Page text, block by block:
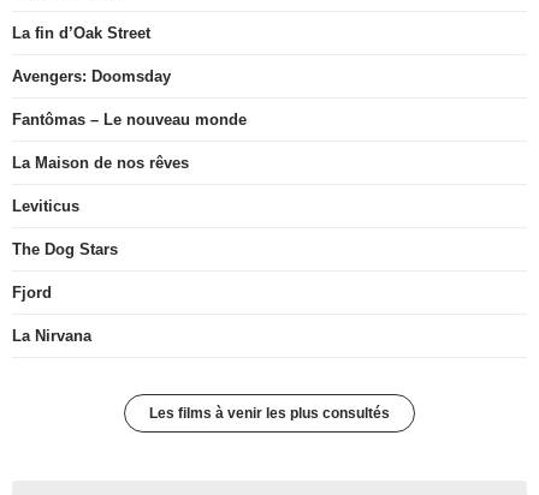
La fin d’Oak Street
Avengers: Doomsday
Fantômas – Le nouveau monde
La Maison de nos rêves
Leviticus
The Dog Stars
Fjord
La Nirvana
Les films à venir les plus consultés